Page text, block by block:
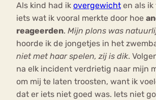
Als kind had ik overgewicht en als
iets wat ik vooral merkte door hoe
reageerden. Mijn plons was
hoorde ik de jongetjes in het
niet met haar spelen, zij is dik.
na elk incident verdrietig naar mijn
om mij te laten troosten, want ik
dat er iets niet goed was. Iets niet